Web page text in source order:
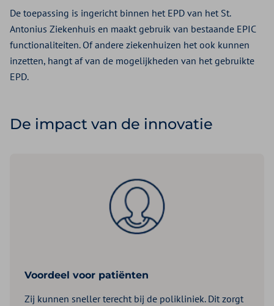
De toepassing is ingericht binnen het EPD van het St.
Antonius Ziekenhuis en maakt gebruik van bestaande EPIC
functionaliteiten. Of andere ziekenhuizen het ook kunnen
inzetten, hangt af van de mogelijkheden van het gebruikte
EPD.
De impact van de innovatie
Voordeel voor patiënten
Zij kunnen sneller terecht bij de polikliniek. Dit zorgt